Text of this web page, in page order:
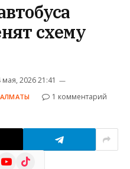
схему
мая, 2026 21:41
АЛМАТЫ
1 комментарий
YouTube
TikTok